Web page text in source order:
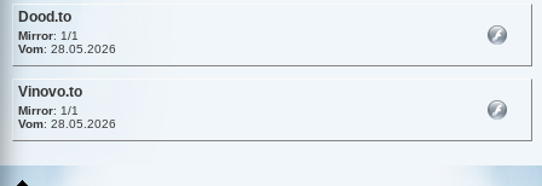
Dood.to
Mirror: 1/1
Vom: 28.05.2026
Vinovo.to
Mirror: 1/1
Vom: 28.05.2026